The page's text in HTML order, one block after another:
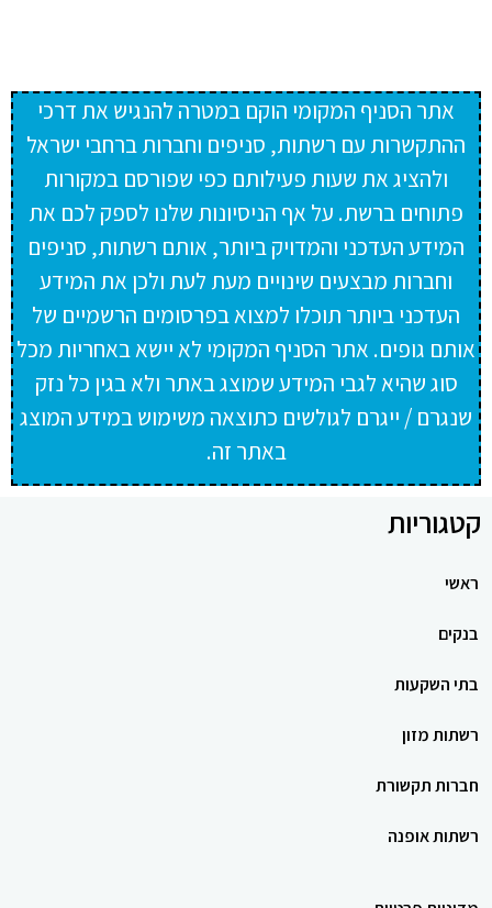
אתר הסניף המקומי הוקם במטרה להנגיש את דרכי
ההתקשרות עם רשתות, סניפים וחברות ברחבי ישראל
ולהציג את שעות פעילותם כפי שפורסם במקורות
פתוחים ברשת. על אף הניסיונות שלנו לספק לכם את
המידע העדכני והמדויק ביותר, אותם רשתות, סניפים
וחברות מבצעים שינויים מעת לעת ולכן את המידע
העדכני ביותר תוכלו למצוא בפרסומים הרשמיים של
אותם גופים. אתר הסניף המקומי לא יישא באחריות מכל
סוג שהיא לגבי המידע שמוצג באתר ולא בגין כל נזק
שנגרם / ייגרם לגולשים כתוצאה משימוש במידע המוצג
באתר זה.
קטגוריות
ראשי
בנקים
בתי השקעות
רשתות מזון
חברות תקשורת
רשתות אופנה